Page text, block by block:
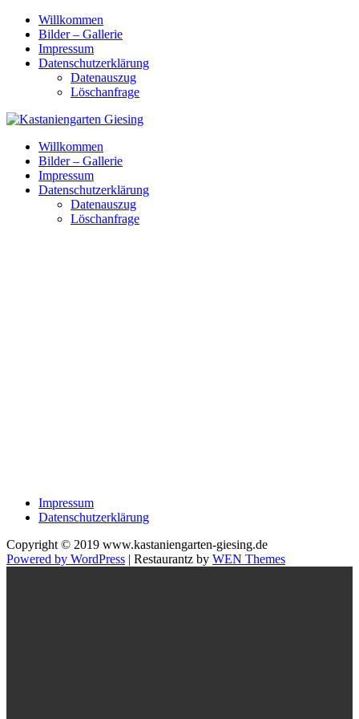
Skip
content
Willkommen
Bilder – Gallerie
Impressum
Datenschutzerklärung
Datenauszug
Löschanfrage
Willkommen
Bilder – Gallerie
Impressum
Datenschutzerklärung
Datenauszug
Löschanfrage
Impressum
Datenschutzerklärung
Copyright © 2019 www.kastaniengarten-giesing.de
Powered by WordPress | Restaurantz by WEN Themes